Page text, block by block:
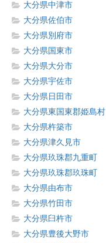
大分県中津市
大分県佐伯市
大分県別府市
大分県国東市
大分県大分市
大分県宇佐市
大分県日田市
大分県東国東郡姫島村
大分県杵築市
大分県津久見市
大分県玖珠郡九重町
大分県玖珠郡玖珠町
大分県由布市
大分県竹田市
大分県臼杵市
大分県豊後大野市